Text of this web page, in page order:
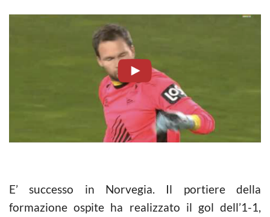
E’ successo in Norvegia. Il portiere della
formazione ospite ha realizzato il gol dell’1-1,